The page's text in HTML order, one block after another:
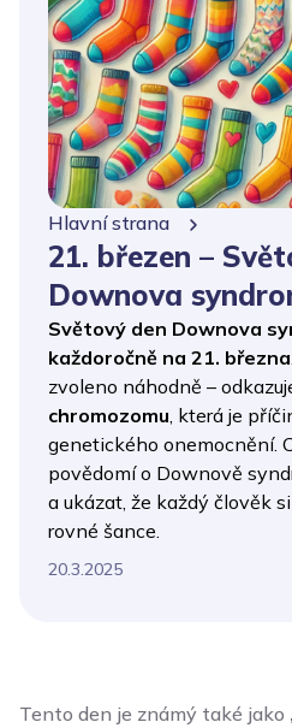
Hlavní strana
21. březen –
Downova
Světový den Downova
každoročně na 21. března
zvoleno náhodně –
chromozomu, která je
genetického onemocnění.
povědomí o Downově
a ukázat, že každý člověk
rovné šance.
20.3.2025
Tento den je známý také jako